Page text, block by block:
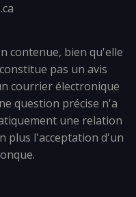
contenue, bien qu'elle
pas un avis
courrier électronique
question précise n'a
une relation
plus l'acceptation d'un